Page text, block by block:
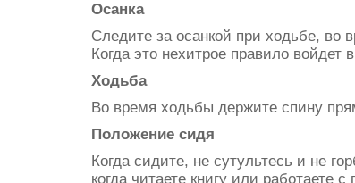
Осанка
Следите за осанкой при ходьбе, во
Когда это нехитрое правило
Ходьба
Во время ходьбы держите спину
Положение сидя
Когда сидите, не сутультесь и не
когда читаете книгу или работаете